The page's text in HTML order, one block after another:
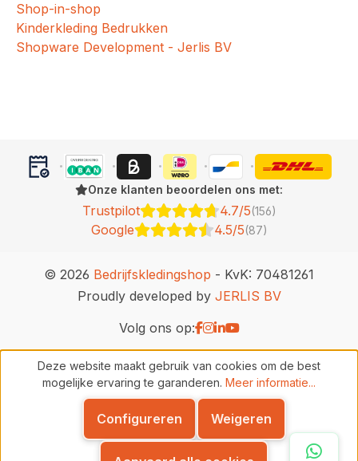
Shop-in-shop
Kinderkleding Bedrukken
Shopware Development - Jerlis BV
Onze klanten beoordelen ons met:
Trustpilot 4.7/5(156)
Google 4.5/5(87)
© 2026 Bedrijfskledingshop - KvK: 70481261
Proudly developed by JERLIS BV
Volg ons op:
Deze website maakt gebruik van cookies om de best
mogelijke ervaring te garanderen. Meer informatie...
Weigeren
Configureren